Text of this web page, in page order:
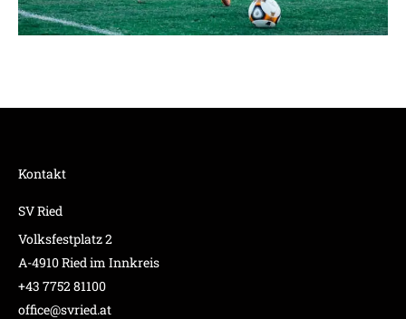
Kontakt
SV Ried
Volksfestplatz 2
A-4910 Ried im Innkreis
+43 7752 81100
office@svried.at